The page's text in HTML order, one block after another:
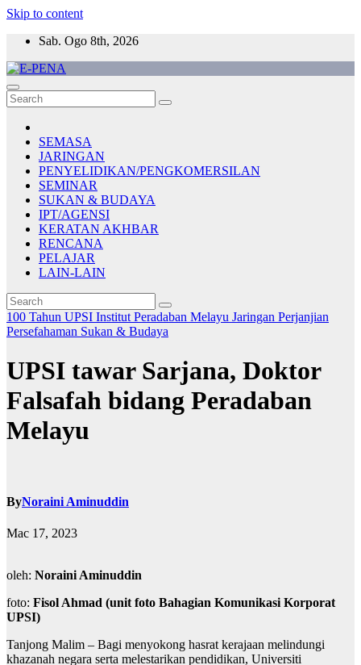
Skip to content
Sab. Ogo 8th, 2026
E-PENA
Berita Digital Terkini
SEMASA
JARINGAN
PENYELIDIKAN/PENGKOMERSILAN
SEMINAR
SUKAN & BUDAYA
IPT/AGENSI
KERATAN AKHBAR
RENCANA
PELAJAR
LAIN-LAIN
100 Tahun UPSI Institut Peradaban Melayu Jaringan Perjanjian
Persefahaman Sukan & Budaya
UPSI tawar Sarjana, Doktor
Falsafah bidang Peradaban
Melayu
ByNoraini Aminuddin
Mac 17, 2023
oleh: Noraini Aminuddin
foto: Fisol Ahmad (unit foto Bahagian Komunikasi Korporat
UPSI)
Tanjong Malim – Bagi menyokong hasrat kerajaan melindungi
khazanah negara serta melestarikan pendidikan, Universiti